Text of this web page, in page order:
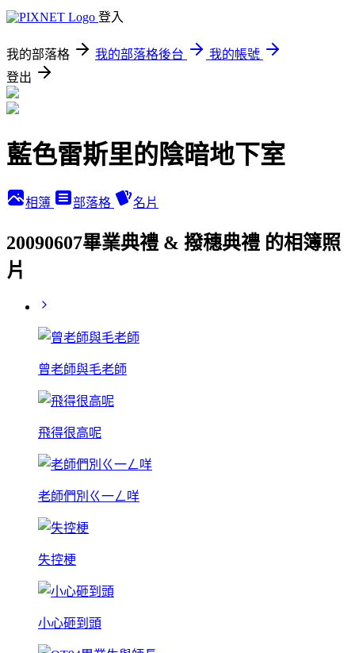
登入
我的部落格 我的部落格後台
我的帳號
登出
藍色雷斯里的陰暗地下室
相簿 部落格 名片
20090607畢業典禮 & 撥穗典禮 的相簿照
片
曾老師與毛老師
飛得很高呢
老師們別ㄍ一ㄥ咩
失控梗
小心砸到頭